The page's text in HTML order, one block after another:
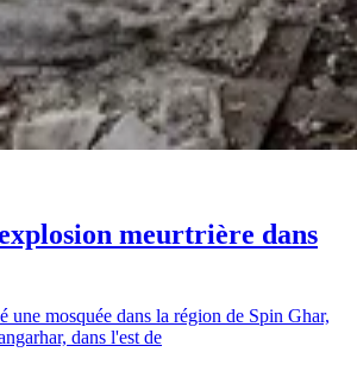
meurtrière dans
une mosquée dans la région de Spin Ghar,
dans l'est de